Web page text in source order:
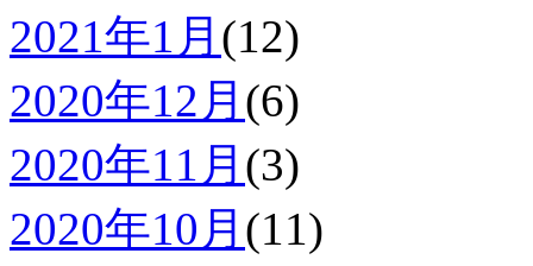
2021年1月 (12)
2020年12月 (6)
2020年11月 (3)
2020年10月 (11)